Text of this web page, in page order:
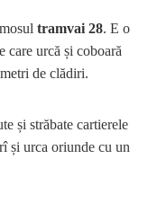
tramvai 28. E o
care urcă și coboară
de clădiri.
și străbate cartierele
și urca oriunde cu un